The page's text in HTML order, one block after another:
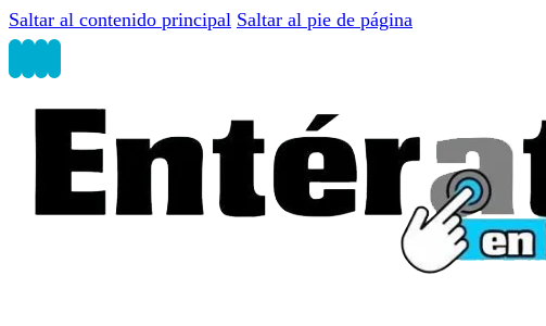
Saltar al contenido principal Saltar al pie de página